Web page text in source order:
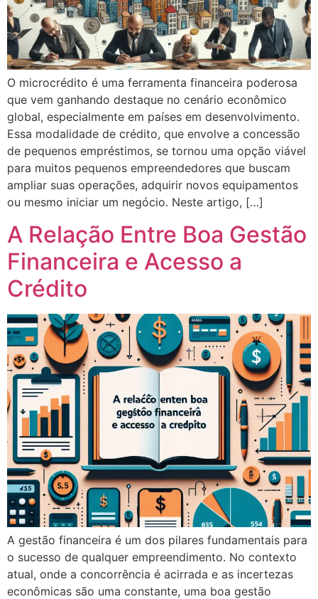
O microcrédito é uma ferramenta financeira poderosa
que vem ganhando destaque no cenário econômico
global, especialmente em países em desenvolvimento.
Essa modalidade de crédito, que envolve a concessão
de pequenos empréstimos, se tornou uma opção viável
para muitos pequenos empreendedores que buscam
ampliar suas operações, adquirir novos equipamentos
ou mesmo iniciar um negócio. Neste artigo, […]
A Relação Entre Boa Gestão
Financeira e Acesso a
Crédito
A gestão financeira é um dos pilares fundamentais para
o sucesso de qualquer empreendimento. No contexto
atual, onde a concorrência é acirrada e as incertezas
econômicas são uma constante, uma boa gestão